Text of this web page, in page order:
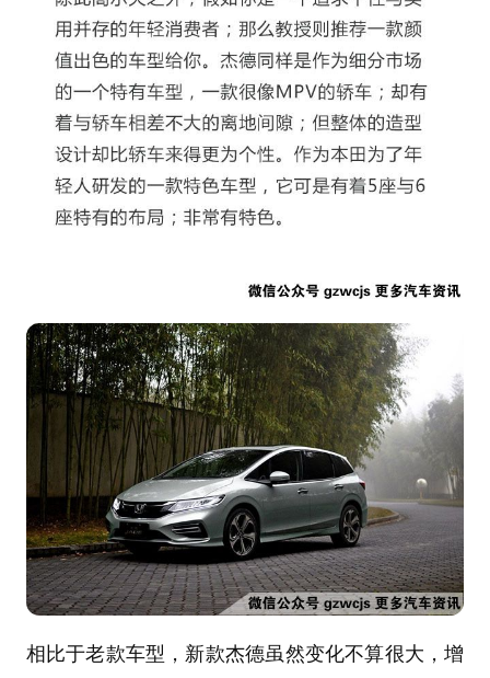
相比于老款车型，新款杰德虽然变化不算很大，增